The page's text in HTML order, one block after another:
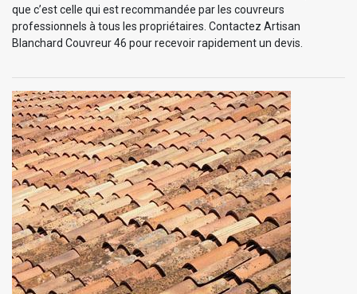
que c’est celle qui est recommandée par les couvreurs
professionnels à tous les propriétaires. Contactez Artisan
Blanchard Couvreur 46 pour recevoir rapidement un devis.